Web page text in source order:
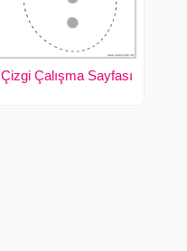
Çizgi Çalışma Sayfası